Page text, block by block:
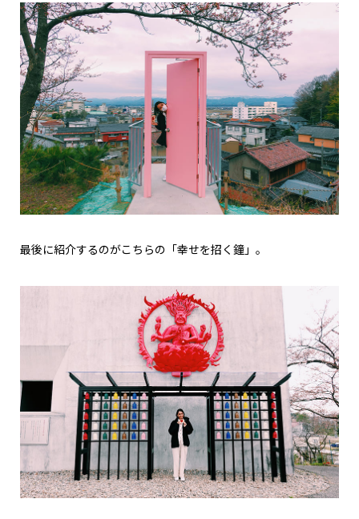
最後に紹介するのがこちらの「幸せを招く鐘」。